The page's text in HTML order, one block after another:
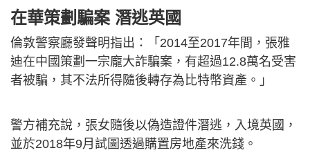
在華策劃騙案 潛逃英國
倫敦警察廳發聲明指出：「2014至2017年間，張雅
迪在中國策劃一宗龐大詐騙案，有超過12.8萬名受害
者被騙，其不法所得隨後轉存為比特幣資產。」
警方補充說，張女隨後以偽造證件潛逃，入境英國，
並於2018年9月試圖透過購置房地產來洗錢。